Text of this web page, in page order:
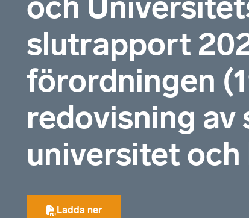
och
slutrapport
förordningen
redovisning av
universitet
Ladda ner